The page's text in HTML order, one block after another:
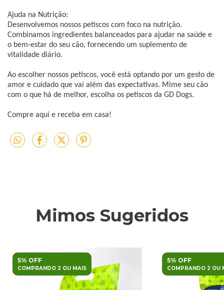
Ajuda na Nutrição:
Desenvolvemos nossos petiscos com foco na nutrição.
Combinamos ingredientes balanceados para ajudar na saúde e
o bem-estar do seu cão, fornecendo um suplemento de
vitalidade diário.
Ao escolher nossos petiscos, você está optando por um gesto de
amor e cuidado que vai além das expectativas. Mime seu cão
com o que há de melhor, escolha os petiscos da GD Dogs.
Compre aqui e receba em casa!
Mimos Sugeridos
5% OFF
COMPRANDO 2 OU MAIS
5% OFF
COMPRANDO 2 OU